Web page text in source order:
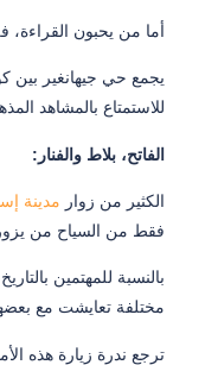
أما من يحبون القراءة،
للاستمتاع بالمشاهد
الفاتح، بلاط والفنار:
الكثير من زوار مدينة
فقط من السياح من
بالنسبة للمهتمين
مختلفة تعايشت مع بعضها
ترجع ندرة زيارة هذه